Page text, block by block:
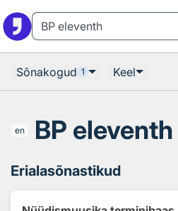
Sõnakogud 1 Keel
en BP eleventh
Erialasõnastikud